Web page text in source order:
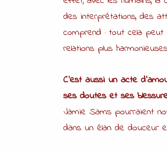
des interprétations, des
comprend : tout cela peut
relations plus
C’est aussi un acte
ses doutes et ses
Jamie Sams pourraient
dans un élan de douceur